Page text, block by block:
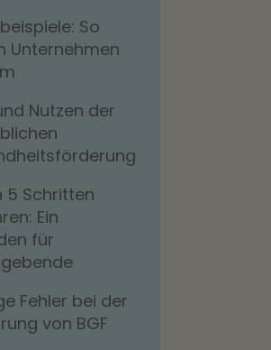
So
Unternehmen
Nutzen der
5 Schritten
Ein
für
Fehler bei der
von BGF